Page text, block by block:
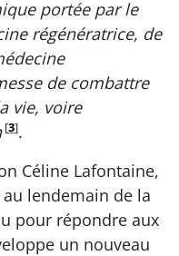
portée par le
régénératrice, de
de combattre
vie, voire
[3].
Céline Lafontaine,
lendemain de la
pour répondre aux
un nouveau